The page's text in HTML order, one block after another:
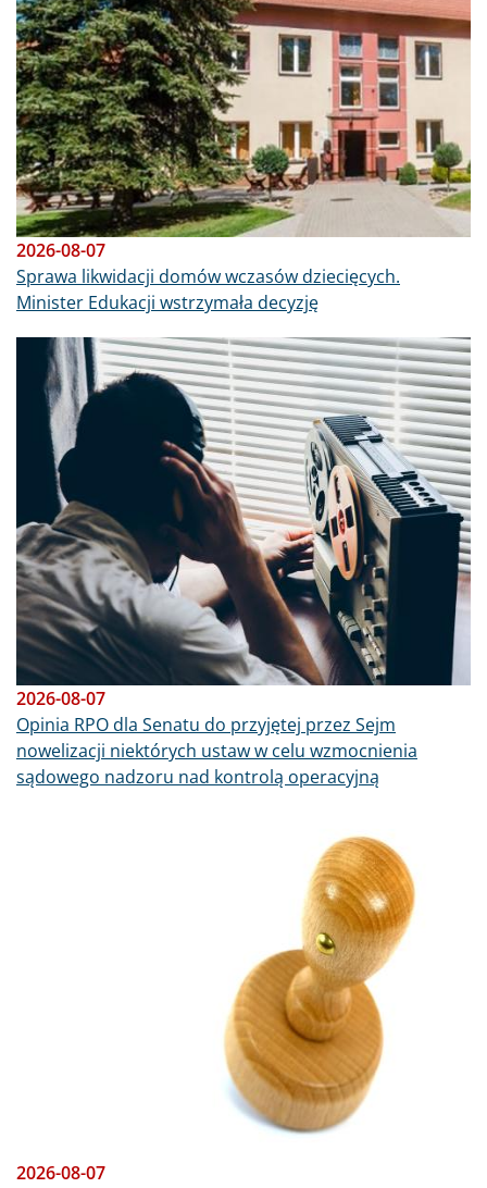
2026-08-07
Sprawa likwidacji domów wczasów dziecięcych.
Minister Edukacji wstrzymała decyzję
Obraz
2026-08-07
Opinia RPO dla Senatu do przyjętej przez Sejm
nowelizacji niektórych ustaw w celu wzmocnienia
sądowego nadzoru nad kontrolą operacyjną
2026-08-07